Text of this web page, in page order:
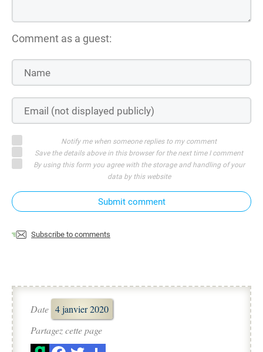
Comment as a guest:
Notify me when someone replies to my comment
Save the details above in this browser for the next time I comment
By using this form you agree with the storage and handling of your
data by this website
Submit comment
Subscribe to comments
Date 4 janvier 2020
Partagez cette page